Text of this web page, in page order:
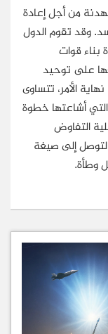
من أجل إعادة
وقد تقوم الدول
بناء قوات
على توحيد
الأمر، تتساوى
أشاعتها خطوة
التفاوض
إلى صيغة
وطأة.